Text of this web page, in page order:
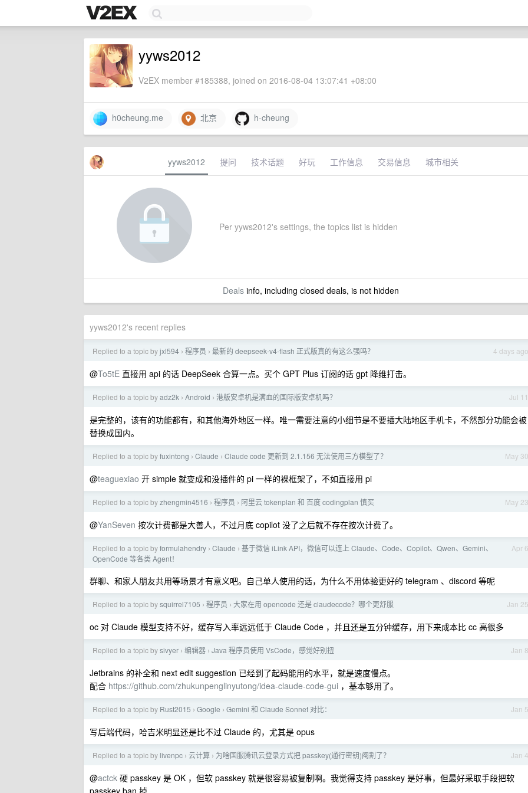
yyws2012
V2EX member #185388, joined on 2016-08-04 13:07:41 +08:00
h0cheung.me 北京 h-cheung
yyws2012 提问 技术话题 好玩 工作信息 交易信息 城市相关
Per yyws2012's settings, the topics list is hidden
Dealsinfo, including closed deals, is not hidden
yyws2012's recent replies
4 days ago
Replied to a topic byjxl594 › 程序员 › 最新的 deepseek-v4-flash 正式版真的有这么强吗？
@To5tE 直接用 api 的话 DeepSeek 合算一点。买个 GPT Plus 订阅的话 gpt 降维打击。
Jul 11
Replied to a topic byadz2k › Android › 港版安卓机是满血的国际版安卓机吗？
是完整的，该有的功能都有，和其他海外地区一样。唯一需要注意的小细节是不要插大陆地区手机卡，不然部分功能会被
替换成国内。
May 30
Replied to a topic byfuxintong › Claude › Claude code 更新到 2.1.156 无法使用三方模型了？
@teaguexiao 开 simple 就变成和没插件的 pi 一样的裸框架了，不如直接用 pi
May 23
Replied to a topic byzhengmin4516 › 程序员 › 阿里云 tokenplan 和 百度 codingplan 慎买
@YanSeven 按次计费都是大善人，不过月底 copilot 没了之后就不存在按次计费了。
Apr 6
Replied to a topic byformulahendry › Claude › 基于微信 iLink API，微信可以连上 Claude、Code、Copilot、Qwen、Gemini、
OpenCode 等各类 Agent！
群聊、和家人朋友共用等场景才有意义吧。自己单人使用的话，为什么不用体验更好的 telegram 、discord 等呢
Jan 25
Replied to a topic bysquirrel7105 › 程序员 › 大家在用 opencode 还是 claudecode？哪个更舒服
oc 对 Claude 模型支持不好，缓存写入率远远低于 Claude Code ，并且还是五分钟缓存，用下来成本比 cc 高很多
Jan 8
Replied to a topic bysivyer › 编辑器 › Java 程序员使用 VsCode，感觉好别扭
Jetbrains 的补全和 next edit suggestion 已经到了起码能用的水平，就是速度慢点。
配合 https://github.com/zhukunpenglinyutong/idea-claude-code-gui ，基本够用了。
Jan 5
Replied to a topic by Rust2015 › Google › Gemini 和 Claude Sonnet 对比：
写后端代码，哈吉米明显还是比不过 Claude 的，尤其是 opus
Jan 4
Replied to a topic by livenpc › 云计算 › 为啥国服腾讯云登录方式把 passkey(通行密钥)阉割了？
@actck 硬 passkey 是 OK ，但软 passkey 就是很容易被复制啊。我觉得支持 passkey 是好事，但最好采取手段把软
passkey ban 掉